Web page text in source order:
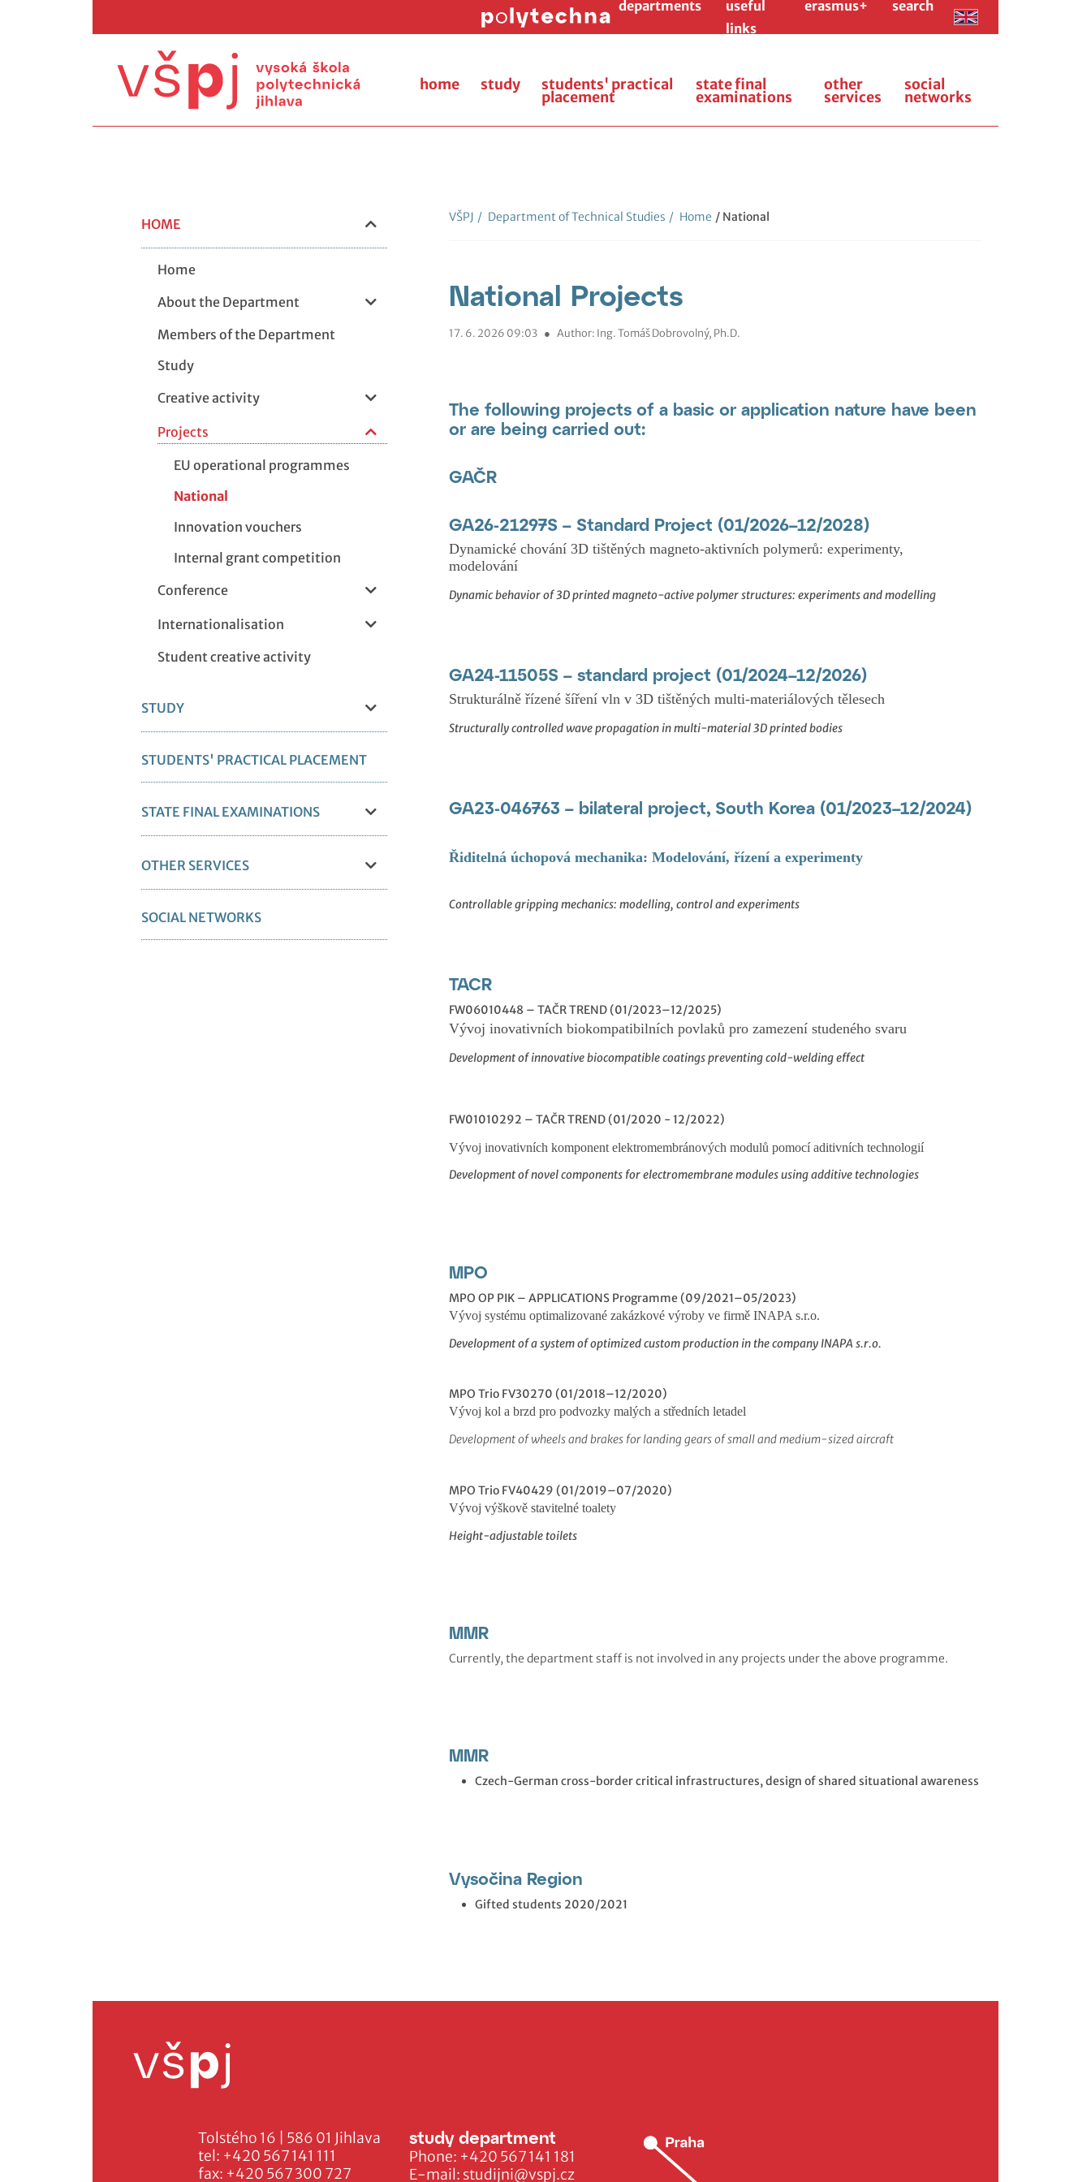
departments
useful
links
erasmus+ search
home study students' practical
placement
state final
examinations
other
services
social
networks
HOME
Home
About the Department
Members of the Department
Study
Creative activity
Projects
EU operational programmes
National
Innovation vouchers
Internal grant competition
Conference
Internationalisation
Student creative activity
STUDY
STUDENTS' PRACTICAL PLACEMENT
STATE FINAL EXAMINATIONS
OTHER SERVICES
SOCIAL NETWORKS
VŠPJ / Department of Technical Studies / Home / National
National Projects
17. 6. 2026 09:03 ● Author: Ing. Tomáš Dobrovolný, Ph.D.
The following projects of a basic or application nature have been
or are being carried out:
GAČR
GA26-21297S – Standard Project (01/2026–12/2028)
Dynamické chování 3D tištěných magneto-aktivních polymerů: experimenty,
modelování
Dynamic behavior of 3D printed magneto-active polymer structures: experiments and modelling
GA24-11505S – standard project (01/2024–12/2026)
Strukturálně řízené šíření vln v 3D tištěných multi-materiálových tělesech
Structurally controlled wave propagation in multi-material 3D printed bodies
GA23-046763 –bilateral project, South Korea (01/2023–12/2024)
Řiditelná úchopová mechanika: Modelování, řízení a experimenty
Controllable gripping mechanics: modelling, control and experiments
TACR
FW06010448 – TAČR TREND (01/2023–12/2025)
Vývoj inovativních biokompatibilních povlaků pro zamezení studeného svaru
Development of innovative biocompatible coatings preventing cold-welding effect
FW01010292 – TAČR TREND (01/2020 - 12/2022)
Vývoj inovativních komponent elektromembránových modulů pomocí aditivních technologií
Development of novel components for electromembrane modules using additive technologies
MPO
MPO OP PIK – APPLICATIONS Programme (09/2021–05/2023)
Vývoj systému optimalizované zakázkové výroby ve firmě INAPA s.r.o.
Development of a system of optimized custom production in the company INAPA s.r.o.
MPO Trio FV30270 (01/2018–12/2020)
Vývoj kol a brzd pro podvozky malých a středních letadel
Development of wheels and brakes for landing gears of small and medium-sized aircraft
MPO Trio FV40429 (01/2019–07/2020)
Vývoj výškově stavitelné toalety
Height-adjustable toilets
MMR
Currently, the department staff is not involved in any projects under the above programme.
MMR
Czech-German cross-border critical infrastructures, design of shared situational awareness
Vysočina Region
Gifted students 2020/2021
Tolstého 16 | 586 01 Jihlava
tel: +420 567 141 111
fax: +420 567 300 727
study department
Phone: +420 567 141 181
E-mail: studijni@vspj.cz